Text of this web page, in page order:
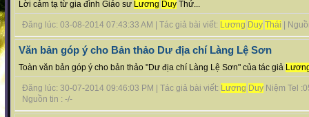
Lời cảm tạ từ gia đình Giáo sư Lương Duy Thứ...
Đăng lúc: 03-08-2014 07:43:33 AM | Tác giả bài viết: Lương Duy Thái |
Văn bản góp ý cho Bản thảo Dư địa chí Làng Lệ Sơn
Toàn văn bản góp ý cho bản thảo "Dư địa chí Làng Lệ Sơn" của tác giả
Đăng lúc: 30-07-2014 09:46:03 PM | Tác giả bài viết: Lương Duy Niệm Tel
Nguồn tin : -/-